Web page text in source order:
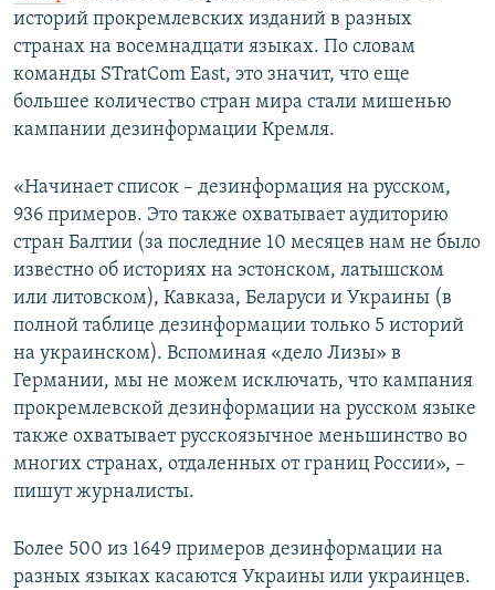
историй прокремлевских изданий в разных
странах на восемнадцати языках. По словам
команды STratCom East, это значит, что еще
большее количество стран мира стали мишенью
кампании дезинформации Кремля.
«Начинает список – дезинформация на русском,
936 примеров. Это также охватывает аудиторию
стран Балтии (за последние 10 месяцев нам не было
известно об историях на эстонском, латышском
или литовском), Кавказа, Беларуси и Украины (в
полной таблице дезинформации только 5 историй
на украинском). Вспоминая «дело Лизы» в
Германии, мы не можем исключать, что кампания
прокремлевской дезинформации на русском языке
также охватывает русскоязычное меньшинство во
многих странах, отдаленных от границ России», –
пишут журналисты.
Более 500 из 1649 примеров дезинформации на
разных языках касаются Украины или украинцев.